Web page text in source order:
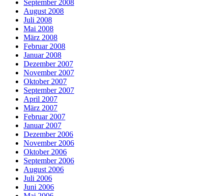
September 2008
August 2008
Juli 2008
Mai 2008
März 2008
Februar 2008
Januar 2008
Dezember 2007
November 2007
Oktober 2007
September 2007
April 2007
März 2007
Februar 2007
Januar 2007
Dezember 2006
November 2006
Oktober 2006
September 2006
August 2006
Juli 2006
Juni 2006